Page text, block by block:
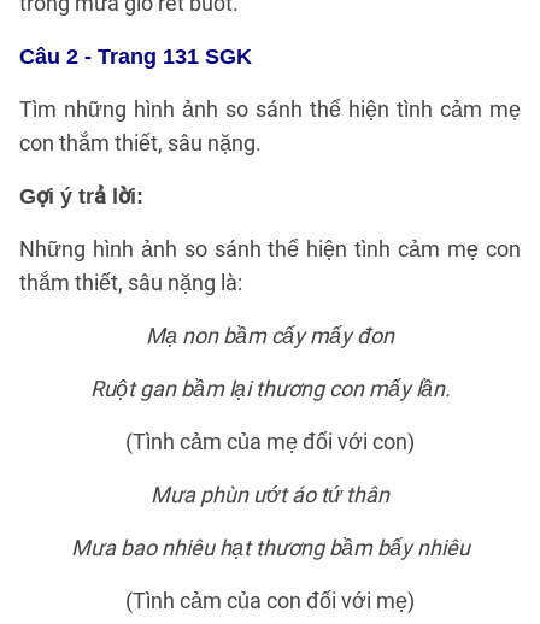
Câu 2 - Trang 131 SGK
Tìm những hình ảnh so sánh thể hiện tình cảm mẹ
con thắm thiết, sâu nặng.
Gợi ý trả lời:
Những hình ảnh so sánh thể hiện tình cảm mẹ con
thắm thiết, sâu nặng là:
Mạ non bầm cấy mấy đon
Ruột gan bầm lại thương con mấy lần.
(Tình cảm của mẹ đối với con)
Mưa phùn ướt áo tứ thân
Mưa bao nhiêu hạt thương bầm bấy nhiêu
(Tình cảm của con đối với mẹ)